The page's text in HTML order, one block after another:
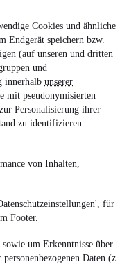
Cookies und ähnliche
Endgerät speichern bzw.
(auf unseren und dritten
und
innerhalb unserer
mit pseudonymisierten
Personalisierung ihrer
zu identifizieren.
von Inhalten,
für
Footer.
um Erkenntnisse über
Daten (z.